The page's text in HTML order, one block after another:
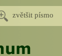
zvětšit písmo